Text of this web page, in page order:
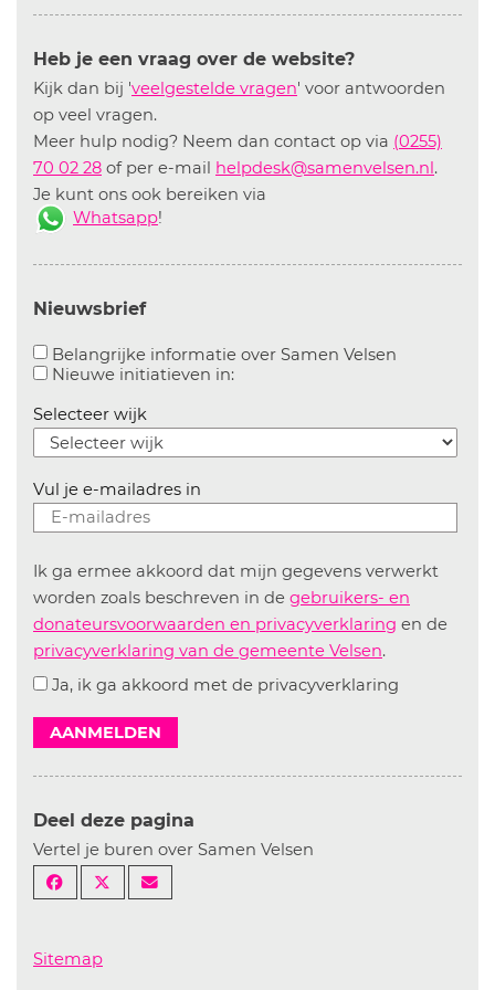
Heb je een vraag over de website?
Kijk dan bij 'veelgestelde vragen' voor antwoorden
op veel vragen.
Meer hulp nodig? Neem dan contact op via (0255)
70 02 28 of per e-mail helpdesk@samenvelsen.nl.
Je kunt ons ook bereiken via
Whatsapp!
Nieuwsbrief
Belangrijke informatie over Samen Velsen
Nieuwe initiatieven in:Aanvinken om informatie over
Selecteer wijk
Vul je e-mailadres in
Ik ga ermee akkoord dat mijn gegevens verwerkt
worden zoals beschreven in de gebruikers- en
donateursvoorwaarden en privacyverklaring en de
privacyverklaring van de gemeente Velsen.
Ja, ik ga akkoord met de privacyverklaring
AANMELDEN
Deel deze pagina
Vertel je buren over Samen Velsen
Sitemap